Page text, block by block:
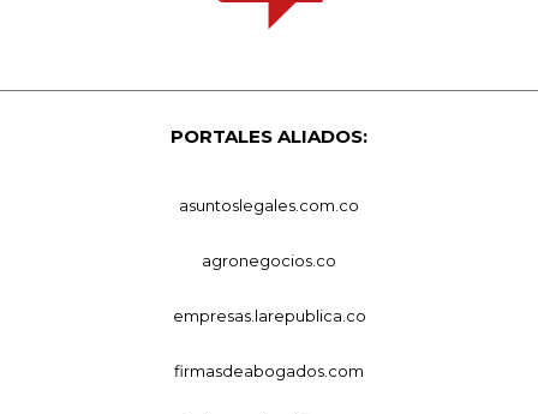
PORTALES ALIADOS:
asuntoslegales.com.co
agronegocios.co
empresas.larepublica.co
firmasdeabogados.com